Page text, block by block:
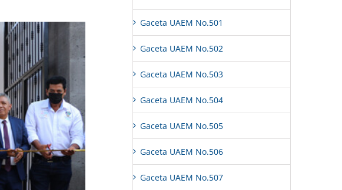
Gaceta UAEM No.501
Gaceta UAEM No.502
Gaceta UAEM No.503
Gaceta UAEM No.504
Gaceta UAEM No.505
Gaceta UAEM No.506
Gaceta UAEM No.507